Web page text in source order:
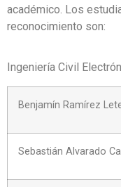
académico. Los
reconocimiento son:
Ingeniería Civil
Benjamín Ramírez
Sebastián Alvarado